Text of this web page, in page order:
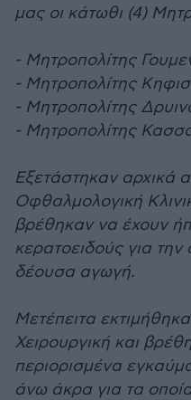
μας οι κάτωθι (4)
- Μητροπολίτης
- Μητροπολίτης
- Μητροπολίτης
- Μητροπολίτης
Εξετάστηκαν αρχικά
Οφθαλμολογική
βρέθηκαν να έχουν
κερατοειδούς για
δέουσα αγωγή.
Μετέπειτα
Χειρουργική και
περιορισμένα
άνω άκρα για τα